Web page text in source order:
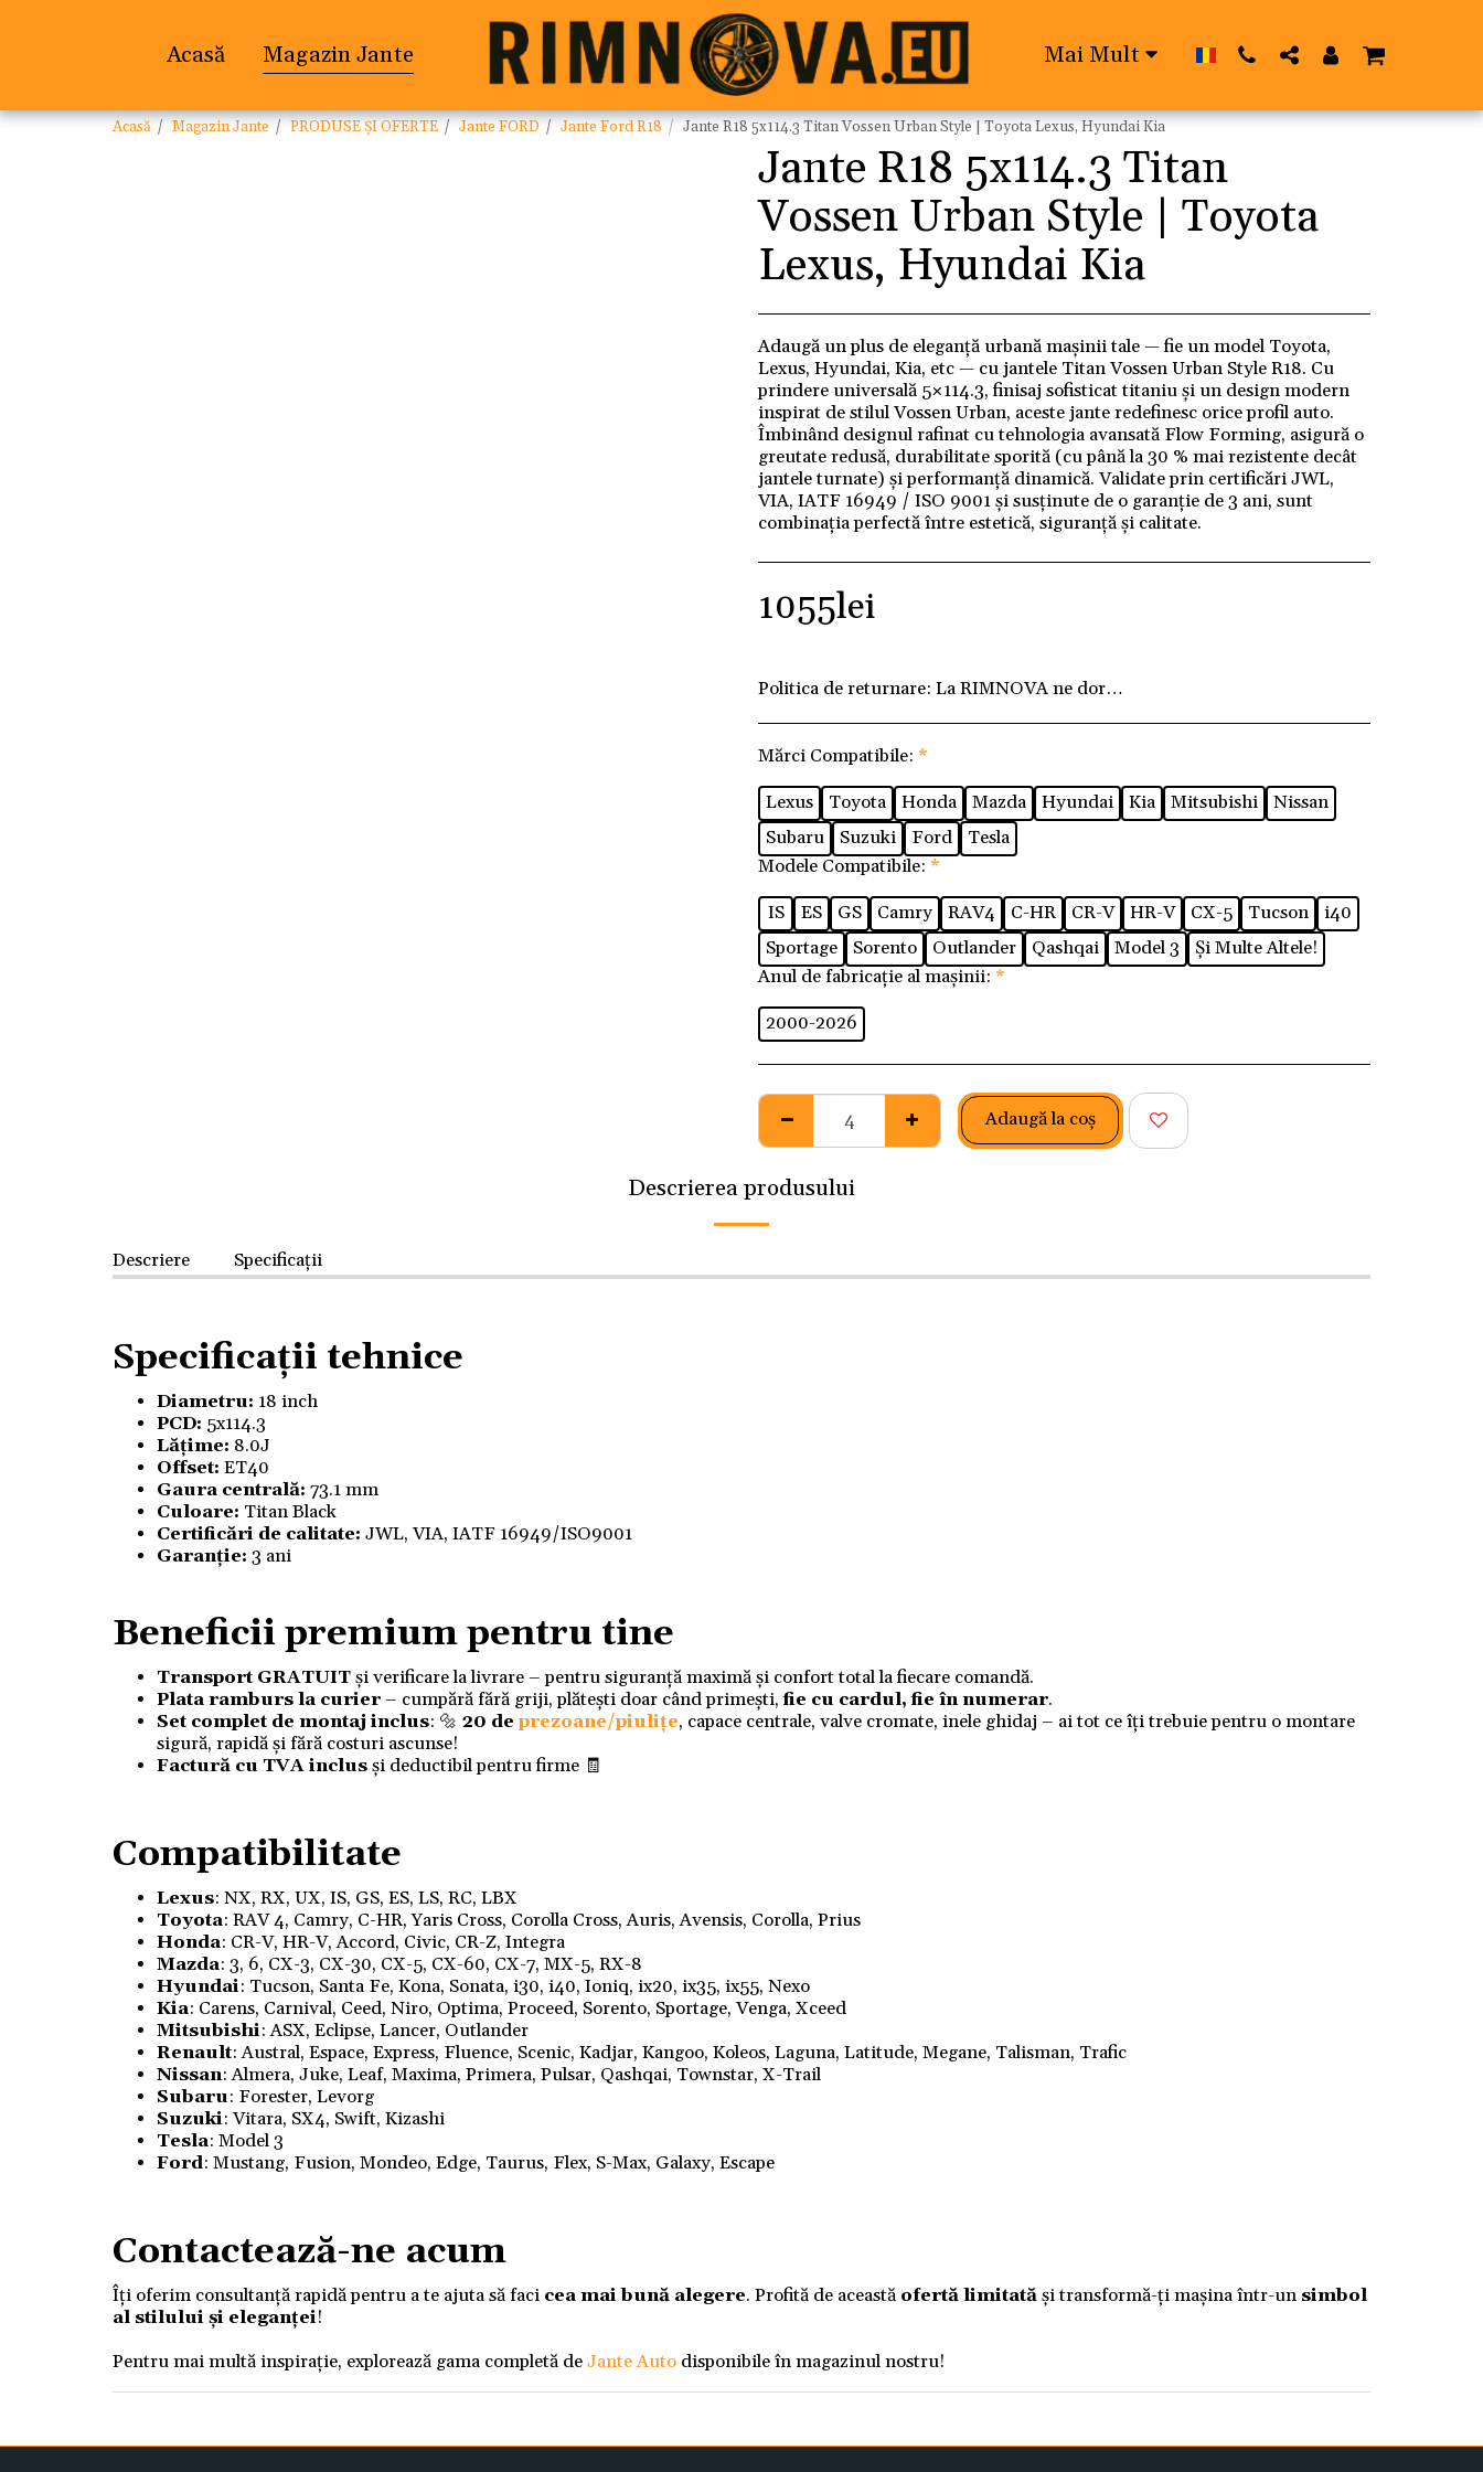
Acasă Magazin Jante Mai Mult
Acasă Magazin Jante PRODUSE ȘI OFERTE Jante FORD Jante Ford R18 Jante R18 5x114.3 Titan Vossen Urban Style | Toyota Lexus, Hyundai Kia
Jante R18 5x114.3 Titan
Vossen Urban Style | Toyota
Lexus, Hyundai Kia
Adaugă un plus de eleganță urbană mașinii tale — fie un model Toyota,
Lexus, Hyundai, Kia, etc — cu jantele Titan Vossen Urban Style R18. Cu
prindere universală 5×114.3, finisaj sofisticat titaniu și un design modern
inspirat de stilul Vossen Urban, aceste jante redefinesc orice profil auto.
Îmbinând designul rafinat cu tehnologia avansată Flow Forming, asigură o
greutate redusă, durabilitate sporită (cu până la 30 % mai rezistente decât
jantele turnate) și performanță dinamică. Validate prin certificări JWL,
VIA, IATF 16949 / ISO 9001 și susținute de o garanție de 3 ani, sunt
combinația perfectă între estetică, siguranță și calitate.
1055lei
Politica de returnare: La RIMNOVA ne dorim ca fiecare client să fie pe
Mărci Compatibile: *
Lexus
Toyota Honda Mazda Hyundai Kia Mitsubishi
Nissan
Subaru
Suzuki Ford
Tesla
Modele Compatibile: *
IS
ES GS Camry RAV4 C-HR CR-V HR-V CX-5 Tucson
i40
Sportage
Sorento Outlander Qashqai Model 3
Și Multe Altele!
Anul de fabricație al mașinii: *
2000-2026
Adaugă la coş
Descrierea produsului
Descriere Specificații
Specificații tehnice
Diametru: 18 inch
PCD: 5x114.3
Lățime: 8.0J
Offset: ET40
Gaura centrală: 73.1 mm
Culoare: Titan Black
Certificări de calitate: JWL, VIA, IATF 16949/ISO9001
Garanție: 3 ani
Beneficii premium pentru tine
Transport GRATUITși verificare la livrare – pentru siguranță maximă și confort total la fiecare comandă.
Plata ramburs la curier– cumpără fără griji, plătești doar când primești,fie cu cardul, fie în numerar.
Set complet de montaj inclus: 🔩 20 deprezoane/piulițe, capace centrale, valve cromate, inele ghidaj – ai tot ce îți trebuie pentru o montare
sigură, rapidă și fără costuri ascunse!
Factură cu TVA inclusși deductibil pentru firme 🧾
Compatibilitate
Lexus: NX, RX, UX, IS, GS, ES, LS, RC, LBX
Toyota: RAV 4, Camry, C-HR, Yaris Cross, Corolla Cross, Auris, Avensis, Corolla, Prius
Honda: CR-V, HR-V, Accord, Civic, CR-Z, Integra
Mazda: 3, 6, CX-3, CX-30, CX-5, CX-60, CX-7, MX-5, RX-8
Hyundai: Tucson, Santa Fe, Kona, Sonata, i30, i40, Ioniq, ix20, ix35, ix55, Nexo
Kia: Carens, Carnival, Ceed, Niro, Optima, Proceed, Sorento, Sportage, Venga, Xceed
Mitsubishi: ASX, Eclipse, Lancer, Outlander
Renault: Austral, Espace, Express, Fluence, Scenic, Kadjar, Kangoo, Koleos, Laguna, Latitude, Megane, Talisman, Trafic
Nissan: Almera, Juke, Leaf, Maxima, Primera, Pulsar, Qashqai, Townstar, X-Trail
Subaru: Forester, Levorg
Suzuki: Vitara, SX4, Swift, Kizashi
Tesla: Model 3
Ford: Mustang, Fusion, Mondeo, Edge, Taurus, Flex, S-Max, Galaxy, Escape
Contactează-ne acum
Îți oferim consultanță rapidă pentru a te ajuta să faci cea mai bună alegere. Profită de această ofertă limitatăși transformă-ți mașina într-un simbol
al stilului și eleganței!
Pentru mai multă inspirație, explorează gama completă deJante Auto disponibile în magazinul nostru!